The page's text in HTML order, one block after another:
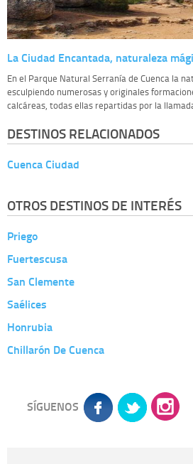
La Ciudad Encantada, naturaleza
En el Parque Natural Serranía de Cuenca la
esculpiendo numerosas y originales
calcáreas, todas ellas repartidas por la
DESTINOS RELACIONADOS
Cuenca Ciudad
OTROS DESTINOS DE INTERÉS
Priego
Fuertescusa
San Clemente
Saélices
Honrubia
Chillarón De Cuenca
SÍGUENOS